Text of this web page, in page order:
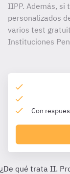
IIPP. Además, si
personalizados
varios test
Instituciones
Con